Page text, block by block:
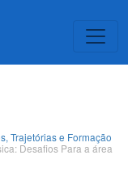
Trajetórias e Formação
Desafios Para a área